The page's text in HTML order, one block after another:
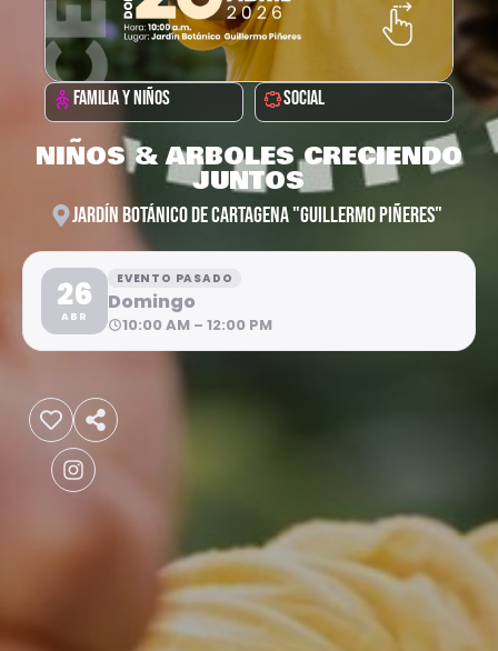
FAMILIA Y NIÑOS SOCIAL
NIÑOS & ARBOLES CRECIENDO
JUNTOS
JARDÍN BOTÁNICO DE CARTAGENA "GUILLERMO PIÑERES"
26
ABR
EVENTO PASADO
Domingo
10:00 AM – 12:00 PM